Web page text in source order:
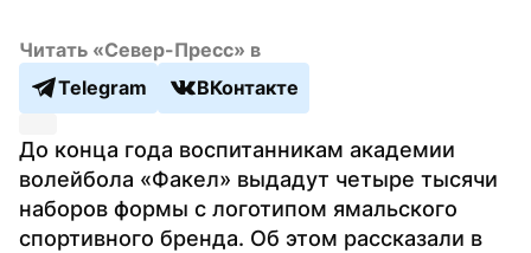
Читать «Север-Пресс» в
Telegram
ВКонтакте
До конца года воспитанникам академии
волейбола «Факел» выдадут четыре тысячи
наборов формы с логотипом ямальского
спортивного бренда. Об этом рассказали в